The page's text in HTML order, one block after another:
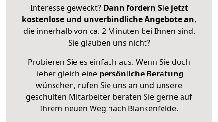
Interesse geweckt? Dann fordern Sie jetzt
kostenlose und unverbindliche Angebote an,
die innerhalb von ca. 2 Minuten bei Ihnen sind.
Sie glauben uns nicht?
Probieren Sie es einfach aus. Wenn Sie doch
lieber gleich eine persönliche Beratung
wünschen, rufen Sie uns an und unsere
geschulten Mitarbeiter beraten Sie gerne auf
Ihrem neuen Weg nach Blankenfelde.